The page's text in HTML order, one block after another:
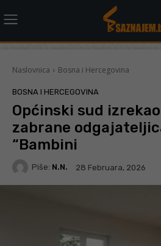
Naslovnica Bosna i Hercegovina
BOSNA I HERCEGOVINA
Općinski sud
zabrane
“Bambini
Piše: N.N. 28 Februara, 2026